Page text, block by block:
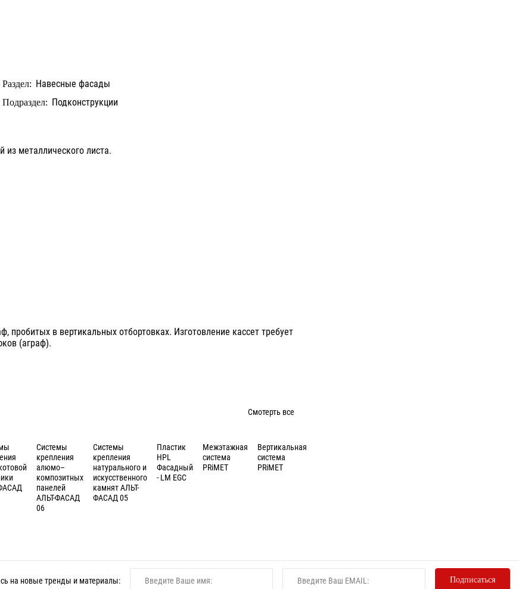
Раздел: Навесные фасады
Подраздел: Подконструкции
из металлического листа.
в вертикальных отбортовках. Изготовление кассет требует
(аграф).
Смотерть все
Cистемы
крепления
алюмо–
композитных
панелей
АЛЬТ-ФАСАД
06
Системы
крепления
натурального и
искусственного
камнят АЛЬТ-
ФАСАД 05
Пластик
HPL
Фасадный
- LM EGC
Межэтажная
система
PRiMET
Вертикальная
система
PRiMET
на новые тренды и материалы: